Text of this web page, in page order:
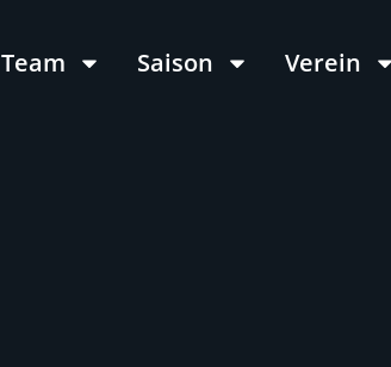
Team Saison Verein